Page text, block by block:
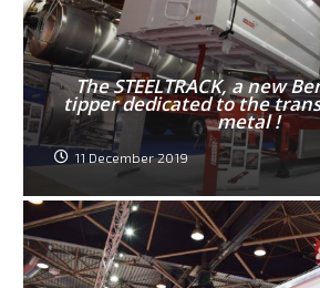
The STEELTRACK, a new
tipper dedicated to the
metal !
11 December 2019